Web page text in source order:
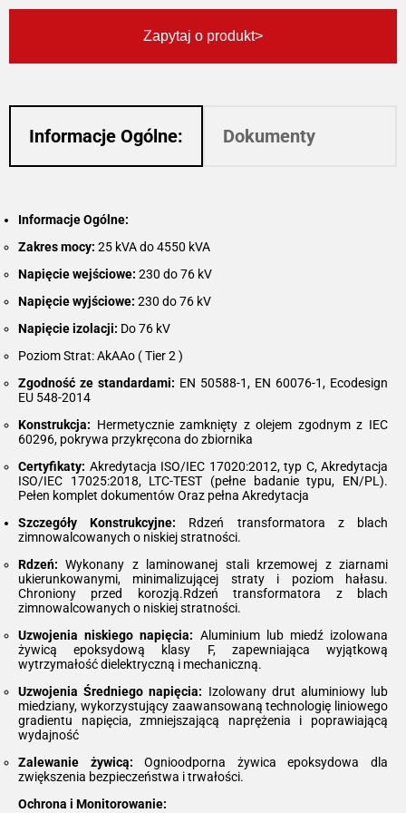
Zapytaj o produkt
Informacje Ogólne: Dokumenty
Informacje Ogólne:
Zakres mocy: 25 kVA do 4550 kVA
Napięcie wejściowe: 230 do 76 kV
Napięcie wyjściowe: 230 do 76 kV
Napięcie izolacji: Do 76 kV
Poziom Strat: AkAAo ( Tier 2 )
Zgodność ze standardami: EN 50588-1, EN 60076-1, Ecodesign
EU 548-2014
Konstrukcja: Hermetycznie zamknięty z olejem zgodnym z IEC
60296, pokrywa przykręcona do zbiornika
Certyfikaty: Akredytacja ISO/IEC 17020:2012, typ C, Akredytacja
ISO/IEC 17025:2018, LTC-TEST (pełne badanie typu, EN/PL).
Pełen komplet dokumentów Oraz pełna Akredytacja
Szczegóły Konstrukcyjne: Rdzeń transformatora z blach
zimnowalcowanych o niskiej stratności.
Rdzeń: Wykonany z laminowanej stali krzemowej z ziarnami
ukierunkowanymi, minimalizującej straty i poziom hałasu.
Chroniony przed korozją.Rdzeń transformatora z blach
zimnowalcowanych o niskiej stratności.
Uzwojenia niskiego napięcia: Aluminium lub miedź izolowana
żywicą epoksydową klasy F, zapewniająca wyjątkową
wytrzymałość dielektryczną i mechaniczną.
Uzwojenia Średniego napięcia: Izolowany drut aluminiowy lub
miedziany, wykorzystujący zaawansowaną technologię liniowego
gradientu napięcia, zmniejszającą naprężenia i poprawiającą
wydajność
Zalewanie żywicą: Ognioodporna żywica epoksydowa dla
zwiększenia bezpieczeństwa i trwałości.
Ochrona i Monitorowanie: